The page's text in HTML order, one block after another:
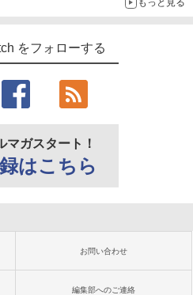
もっと見る
をフォローする
マガスタート！
はこちら
お問い合わせ
編集部へのご連絡